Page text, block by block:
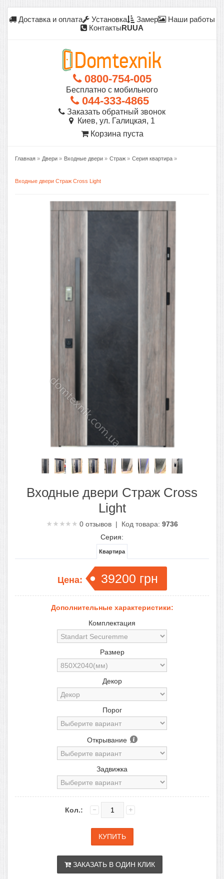
Доставка и оплата Установка Замер
Наши работы
КонтактыRUUA
0800-754-005
Бесплатно с мобильного
044-333-4865
Заказать обратный звонок
Киев, ул. Галицкая, 1
Корзина пуста
Главная » Двери » Входные двери » Страж » Серия квартира »
Входные двери Страж Cross Light
Входные двери Страж Cross
Light
0отзывов | Код товара: 9736
Серия:
Квартира
Цена: 39200 грн
Дополнительные характеристики:
Комплектация
Размер
Декор
Порог
Открывание
Задвижка
Кол.:
ЗАКАЗАТЬ В ОДИН КЛИК